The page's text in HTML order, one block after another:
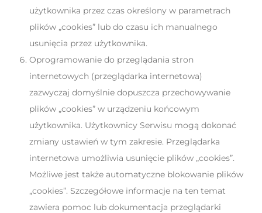
użytkownika przez czas określony w parametrach
plików „cookies” lub do czasu ich manualnego
usunięcia przez użytkownika.
Oprogramowanie do przeglądania stron
internetowych (przeglądarka internetowa)
zazwyczaj domyślnie dopuszcza przechowywanie
plików „cookies” w urządzeniu końcowym
użytkownika. Użytkownicy Serwisu mogą dokonać
zmiany ustawień w tym zakresie. Przeglądarka
internetowa umożliwia usunięcie plików „cookies”.
Możliwe jest także automatyczne blokowanie plików
„cookies”. Szczegółowe informacje na ten temat
zawiera pomoc lub dokumentacja przeglądarki